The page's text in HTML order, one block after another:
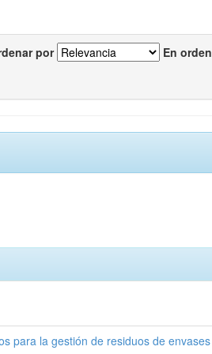
por En orden
para la gestión de residuos de envases